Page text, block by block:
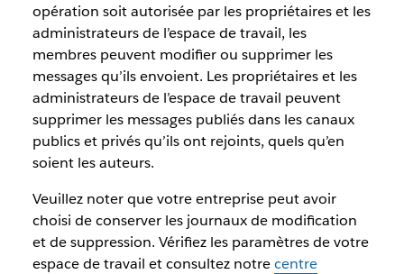
opération soit autorisée par les propriétaires et les
administrateurs de l’espace de travail, les
membres peuvent modifier ou supprimer les
messages qu’ils envoient. Les propriétaires et les
administrateurs de l’espace de travail peuvent
supprimer les messages publiés dans les canaux
publics et privés qu’ils ont rejoints, quels qu’en
soient les auteurs.
Veuillez noter que votre entreprise peut avoir
choisi de conserver les journaux de modification
et de suppression. Vérifiez les paramètres de votre
espace de travail et consultez notrecentre